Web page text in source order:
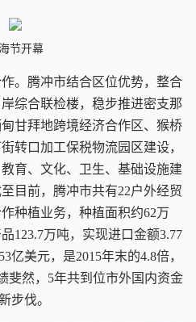
节开幕
。 腾冲市结合区位优势，整合
综合联检楼，稳步推进密支那
甘拜地跨境经济合作区、猴桥
转口加工保税物流园区建设，
育、文化、卫生、基础设施建
目前，腾冲市共有22户外经贸
种植业务，种植面积约62万
123.7万吨，实现进口金额3.77
亿美元，是2015年末的4.8倍，
斐然，5年共到位市外国内资金
步伐。